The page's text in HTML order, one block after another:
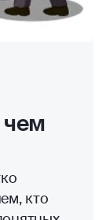
чем
кто